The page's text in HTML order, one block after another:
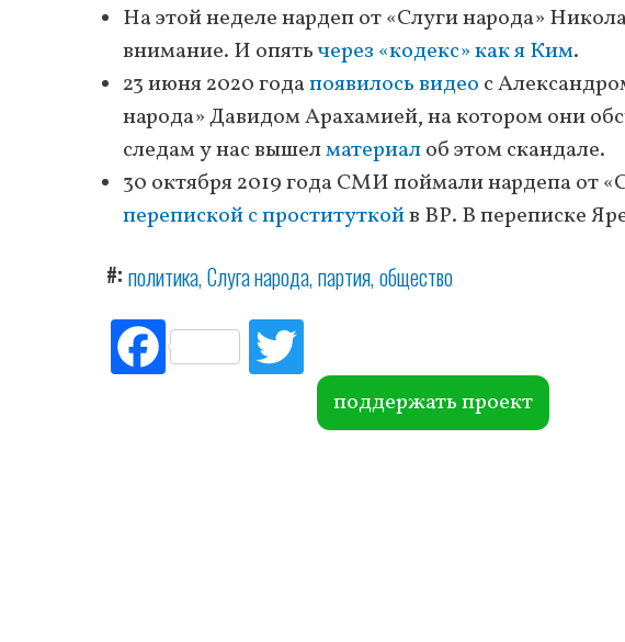
На этой неделе нардеп от «Слуги народа»
внимание. И опятьчерез «кодекс» как я Ким.
23 июня 2020 годапоявилось видео с
народа» Давидом Арахамией, на котором они
следам у нас вышелматериалоб этом скандале.
30 октября 2019 года СМИ поймали нардепа от
перепиской с проституткойв ВР. В переписке
# политика Слуга народа партия общество
Fac
ebo itte
r поддержать проект